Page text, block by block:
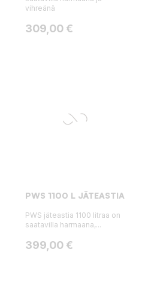
vihreänä
Hinta
309,00 €
PWS 1100 L JÄTEASTIA
PWS jäteastia 1100 litraa on
saatavilla harmaana,...
Hinta
399,00 €